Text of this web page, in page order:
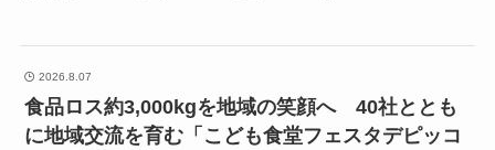
2026.8.07
食品ロス約3,000kgを地域の笑顔へ 40社ととも
に地域交流を育む「こども食堂フェスタデピッコ